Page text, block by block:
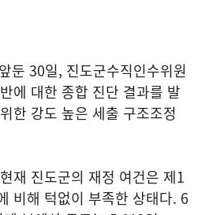
둔 30일, 진도군수직인수위원
에 대한 종합 진단 결과를 발
한 강도 높은 세출 구조조정
재 진도군의 재정 여건은 제1
비해 턱없이 부족한 상태다. 6